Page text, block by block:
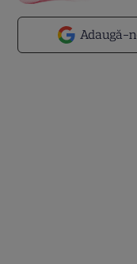
Adaugă-